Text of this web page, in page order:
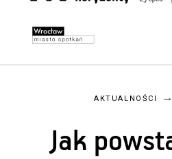
AKTUALNOŚCI
Jak